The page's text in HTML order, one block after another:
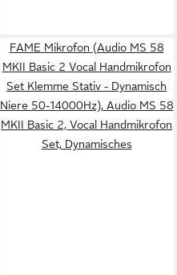
FAME Mikrofon (Audio MS 58
MKII Basic 2 Vocal Handmikrofon
Set Klemme Stativ - Dynamisch
Niere 50-14000Hz), Audio MS 58
MKII Basic 2, Vocal Handmikrofon
Set, Dynamisches